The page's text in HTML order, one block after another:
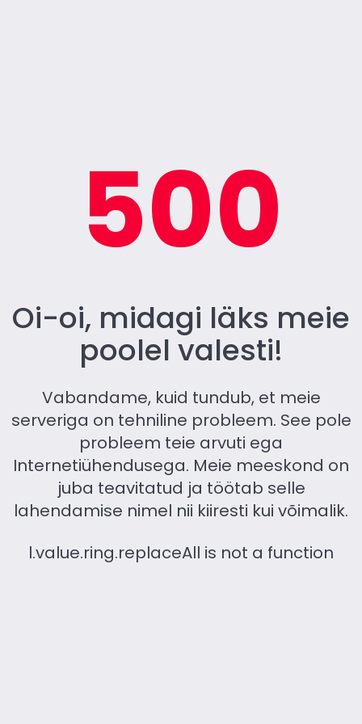
500
Oi-oi, midagi läks meie
poolel valesti!
Vabandame, kuid tundub, et meie
serveriga on tehniline probleem. See pole
probleem teie arvuti ega
Internetiühendusega. Meie meeskond on
juba teavitatud ja töötab selle
lahendamise nimel nii kiiresti kui võimalik.
l.value.ring.replaceAll is not a function